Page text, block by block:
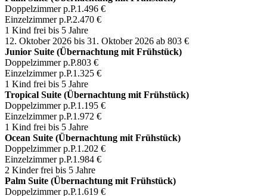
Doppelzimmer p.P.1.496 €
Einzelzimmer p.P.2.470 €
1 Kind frei bis 5 Jahre
12. Oktober 2026 bis 31. Oktober 2026 ab 803 €
Junior Suite (Übernachtung mit Frühstück)
Doppelzimmer p.P.803 €
Einzelzimmer p.P.1.325 €
1 Kind frei bis 5 Jahre
Tropical Suite (Übernachtung mit Frühstück)
Doppelzimmer p.P.1.195 €
Einzelzimmer p.P.1.972 €
1 Kind frei bis 5 Jahre
Ocean Suite (Übernachtung mit Frühstück)
Doppelzimmer p.P.1.202 €
Einzelzimmer p.P.1.984 €
2 Kinder frei bis 5 Jahre
Palm Suite (Übernachtung mit Frühstück)
Doppelzimmer p.P.1.619 €